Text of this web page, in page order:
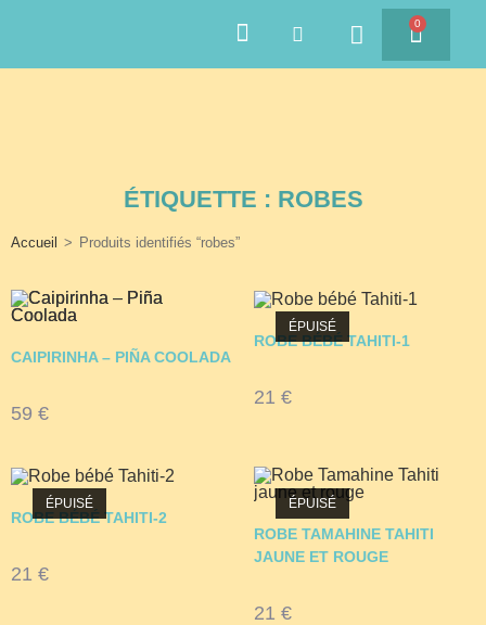
0
ÉTIQUETTE : ROBES
Accueil > Produits identifiés “robes”
CAIPIRINHA – PIÑA COOLADA
59 €
ÉPUISÉ
ROBE BÉBÉ TAHITI-1
21 €
ÉPUISÉ
ROBE BÉBÉ TAHITI-2
21 €
ÉPUISÉ
ROBE TAMAHINE TAHITI
JAUNE ET ROUGE
21 €